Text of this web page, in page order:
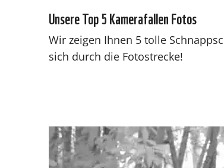
Unsere Top 5 Kamerafallen Fotos
Wir zeigen Ihnen 5 tolle
sich durch die Fotostrecke!